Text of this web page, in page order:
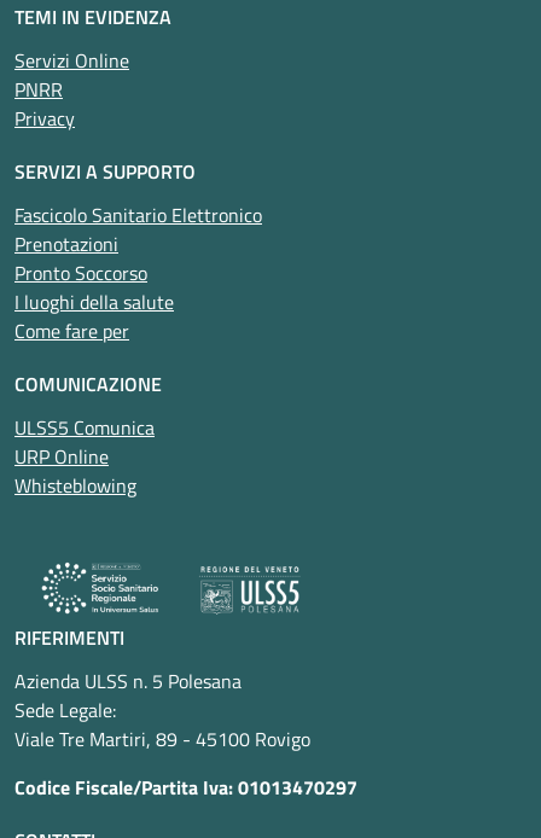
TEMI IN EVIDENZA
Servizi Online
PNRR
Privacy
SERVIZI A SUPPORTO
Fascicolo Sanitario Elettronico
Prenotazioni
Pronto Soccorso
I luoghi della salute
Come fare per
COMUNICAZIONE
ULSS5 Comunica
URP Online
Whisteblowing
RIFERIMENTI
Azienda ULSS n. 5 Polesana
Sede Legale:
Viale Tre Martiri, 89 - 45100 Rovigo
Codice Fiscale/Partita Iva: 01013470297